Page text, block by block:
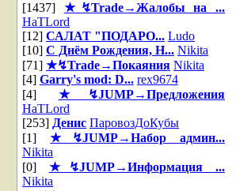
[1437] ★↯Trade→Жалобы на ...
HaTLord
[12] САЛАТ "ПОДАРО... Ludo
[10] С Днём Рождения, Н... Nikita
[71] ★↯Trade→Покаяния Nikita
[4] Garry's mod: D... rex9674
[4] ★↯JUMP→Предложения
HaTLord
[253] Денис ПаровозДоКубы
[1]★↯JUMP→Набор админ...
Nikita
[0] ★↯JUMP→Информация ...
Nikita